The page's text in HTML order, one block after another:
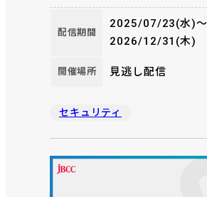
用、個人契約のクラウド（シャドー
企業の重要なデータがインターネ
ことにより、リスクは高まり「クラ
リティを担保しながら、どのように
テーマとなってきております。本
イントや有効性についてご紹介し
配信期間
2025/07/23(水)〜
2026/12/31(木)
開催場所 見逃し配信
セキュリティ